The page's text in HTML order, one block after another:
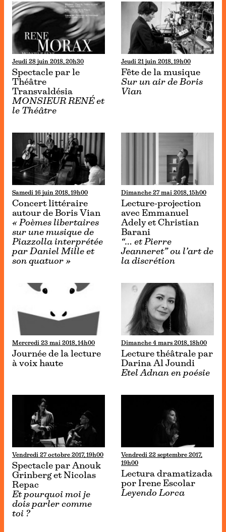
Jeudi 28 juin 2018, 20h30
Spectacle par le
Théâtre
Transvaldésia
MONSIEUR RENÉ et
le Théâtre
Jeudi 21 juin 2018, 19h00
Fête de la musique
Sur un air de Boris
Vian
Samedi 16 juin 2018, 19h00
Concert littéraire
autour de Boris Vian
« Poèmes libertaires
sur une musique de
Piazzolla interprétée
par Daniel Mille et
son quatuor »
Dimanche 27 mai 2018, 15h00
Lecture-projection
avec Emmanuel
Adely et Christian
Barani
“… et Pierre
Jeanneret” ou l’art de
la discrétion
Mercredi 23 mai 2018, 14h00
Journée de la lecture
à voix haute
Dimanche 4 mars 2018, 18h00
Lecture théâtrale par
Darina Al Joundi
Etel Adnan en poésie
Vendredi 27 octobre 2017, 19h00
Spectacle par Anouk
Grinberg et Nicolas
Repac
Et pourquoi moi je
dois parler comme
toi ?
Vendredi 22 septembre 2017,
19h00
Lectura dramatizada
por Irene Escolar
Leyendo Lorca